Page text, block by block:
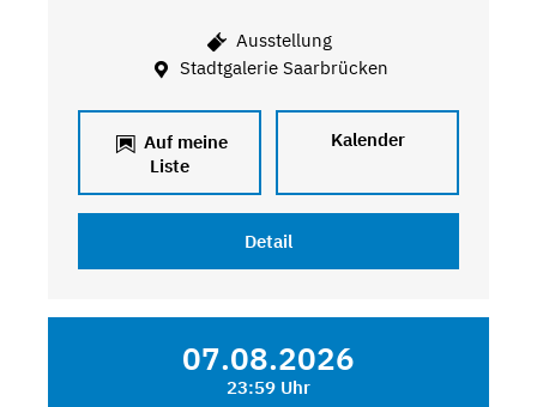
Ausstellung
Stadtgalerie Saarbrücken
Auf meine
Liste
Kalender
Detail
07.08.2026
23:59 Uhr